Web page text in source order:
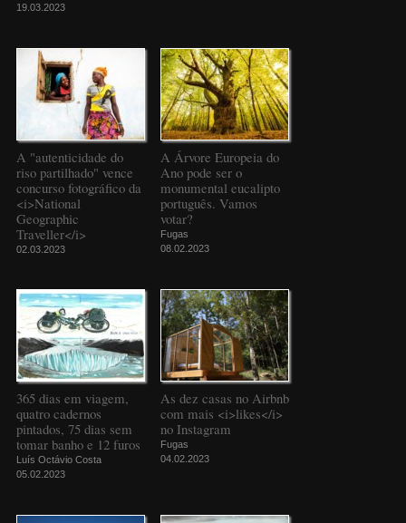
19.03.2023
A "autenticidade do
riso partilhado" vence
concurso fotográfico da
<i>National
Geographic
Traveller</i>
02.03.2023
A Árvore Europeia do
Ano pode ser o
monumental eucalipto
português. Vamos
votar?
Fugas
08.02.2023
365 dias em viagem,
quatro cadernos
pintados, 75 dias sem
tomar banho e 12 furos
Luís Octávio Costa
05.02.2023
As dez casas no Airbnb
com mais <i>likes</i>
no Instagram
Fugas
04.02.2023